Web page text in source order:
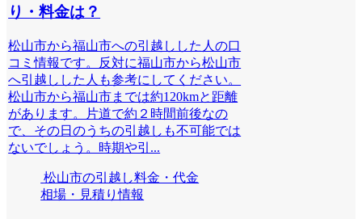
り・料金は？
松山市から福山市への引越しした人の口
コミ情報です。反対に福山市から松山市
へ引越しした人も参考にしてください。
松山市から福山市までは約120kmと距離
があります。片道で約２時間前後なの
で、その日のうちの引越しも不可能では
ないでしょう。時期や引...
松山市の引越し料金・代金
相場・見積り情報